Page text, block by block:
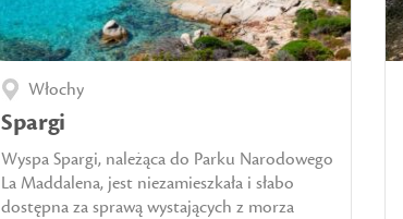
Włochy
Spargi
Wyspa Spargi, należąca do Parku Narodowego
La Maddalena, jest niezamieszkała i słabo
dostępna za sprawą wystających z morza